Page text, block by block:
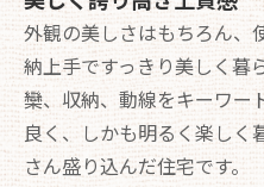
外観の美しさはもちろん、
納上手ですっきり美しく暮
欒、収納、動線をキーワー
良く、しかも明るく楽しく
さん盛り込んだ住宅です。